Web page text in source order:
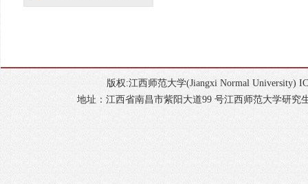
版权:江西师范大学(Jiangxi Normal University)
地址：江西省南昌市紫阳大道99 号江西师范大学研究